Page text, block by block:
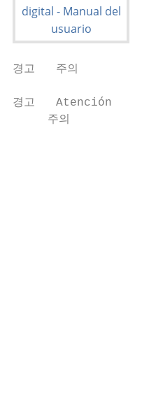
경고   주의
경고   Atención
     주의